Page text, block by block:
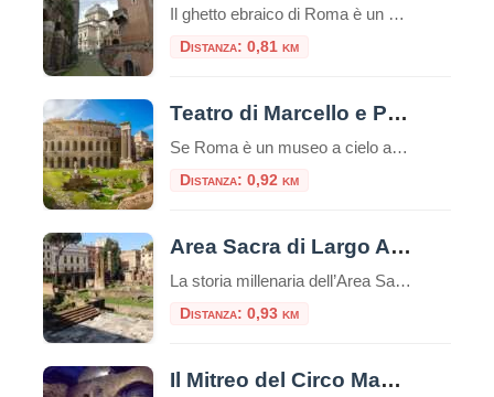
Il ghetto ebraico di Roma è un piccolo quartiere delimitato dal Tevere da una parte e da Piazza Venezia dall’altra, è una zona ricca di storia e cultura e offre diverse attrazioni e luoghi da visitare e numerosi ristorantini tipici.Questo ghetto è stato uno dei primi ghetti istituiti in Europa e ha avuto un impatto […]
Distanza: 0,81 km
Teatro di Marcello e Portico di Ottavia
Se Roma è un museo a cielo aperto, l’area che comprende il Teatro di Marcello e il Portico di Ottavia ne è senza dubbio il padiglione più incredibile. Situati nel cuore del Rione Sant’Angelo, a due passi dal Ghetto Ebraico, questi due monumenti non sono semplici rovine: sono la dimostrazione vivente di come la Città […]
Distanza: 0,92 km
Area Sacra di Largo Argentina
La storia millenaria dell’Area Sacra di Largo Argentina, dal 20 giugno, si offre al pubblico con un nuovo percorso che per la prima volta consente di accedere al sito e visitarlo in modo sistematico, leggendone le fasi di vita dall’età repubblicana attraverso l’epoca imperiale e medievale, fino alla riscoperta avvenuta nel secolo scorso con le demolizioni […]
Distanza: 0,93 km
Il Mitreo del Circo Massimo